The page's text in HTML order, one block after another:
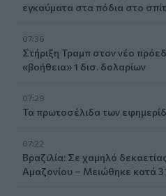
εγκαύματα στα πόδια στο
07:36
Στήριξη Τραμπ στον νέο
«βοήθεια» 1 δισ. δολαρίων
07:29
Τα πρωτοσέλιδα των
07:22
Βραζιλία: Σε χαμηλό
Αμαζονίου – Μειώθηκε κατά